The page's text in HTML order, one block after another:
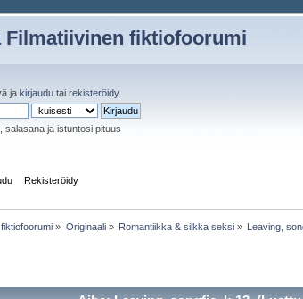
Filmatiivinen fiktiofoorumi
jakirjaudu tairekisteröidy.
salasana ja istuntosi pituus
Rekisteröidy
» Originaali» Romantiikka & silkka seksi » Leaving,